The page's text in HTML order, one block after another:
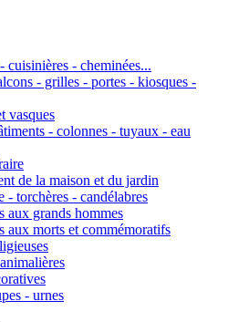
cuisinières - cheminées...
- grilles - portes - kiosques -
vasques
- colonnes - tuyaux - eau
de la maison et du jardin
- torchères - candélabres
aux grands hommes
aux morts et commémoratifs
- urnes